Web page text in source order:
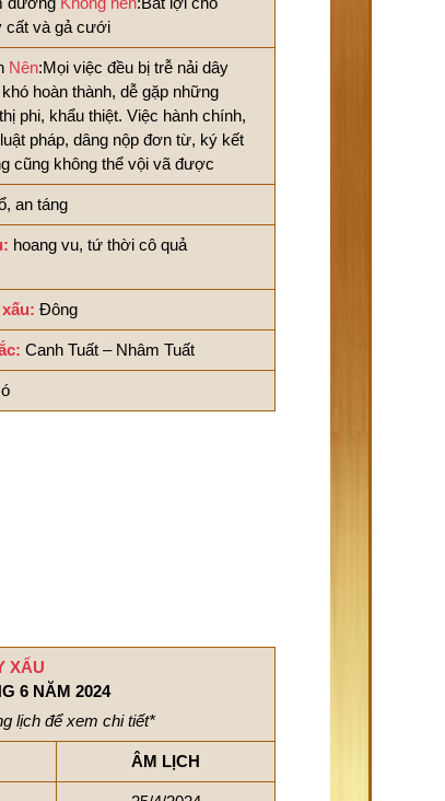
cất và gả cưới
Nên:Mọi việc đều bị trễ nải dây
hoàn thành, dễ gặp những
phi, khẩu thiệt. Việc hành chính,
pháp, dâng nộp đơn từ, ký kết
cũng không thể vội vã được
an táng
hoang vu, tứ thời cô quả
Đông
Canh Tuất – Nhâm Tuất
XẤU
6 NĂM 2024
lịch để xem chi tiết*
ÂM LỊCH